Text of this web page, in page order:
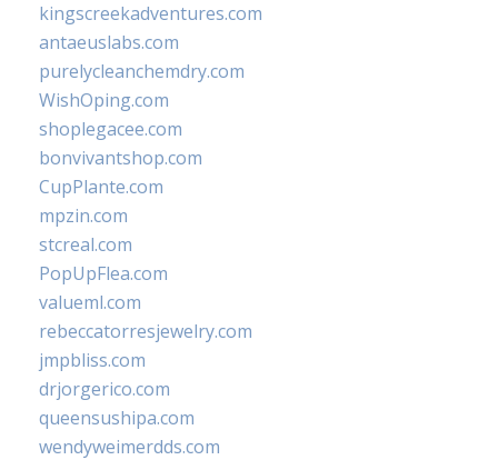
kingscreekadventures.com
antaeuslabs.com
purelycleanchemdry.com
WishOping.com
shoplegacee.com
bonvivantshop.com
CupPlante.com
mpzin.com
stcreal.com
PopUpFlea.com
valueml.com
rebeccatorresjewelry.com
jmpbliss.com
drjorgerico.com
queensushipa.com
wendyweimerdds.com